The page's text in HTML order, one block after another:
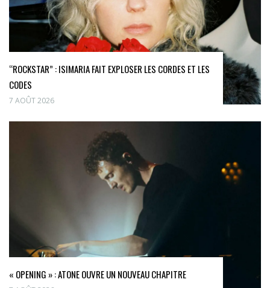
“ROCKSTAR” : ISIMARIA FAIT EXPLOSER LES CORDES ET LES
CODES
7 AOÛT 2026
« OPENING » : ATONE OUVRE UN NOUVEAU CHAPITRE